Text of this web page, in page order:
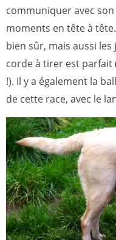
communiquer avec
moments en tête à
bien sûr, mais aussi
corde à tirer est
!). Il y a également la
de cette race, avec le